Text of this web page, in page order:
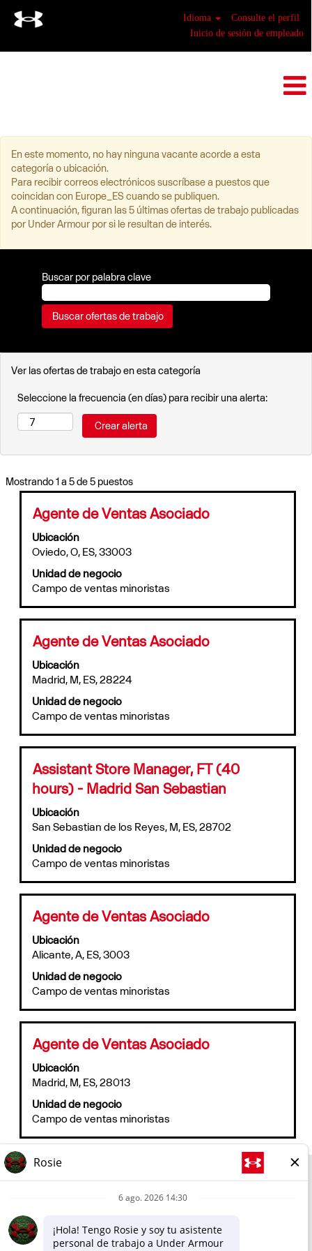
Idioma
Consulte el perfil
Inicio de sesión de empleado
En este momento, no hay ninguna vacante acorde a esta
categoría o ubicación.
Para recibir correos electrónicos suscríbase a puestos que
coincidan con Europe_ES cuando se publiquen.
A continuación, figuran las 5 últimas ofertas de trabajo publicadas
por Under Armour por si le resultan de interés.
Buscar por palabra clave
Ver las ofertas de trabajo en esta categoría
Seleccione la frecuencia (en días) para recibir una alerta:
Mostrando 1 a 5 de 5 puestosResultados
de
búsqueda
de
5
de
5
puestos
Utilice
por
la
lista
puestos.
Seleccione
todos
detalles
puesto.
Título
Agente de Ventas Asociado
Ubicación
Oviedo, O, ES, 33003
Unidad de negocio
Campo de ventas minoristas
Utilice
barra
espaciadora
ver
el
contenido
completo
de
la
información
del
Título
Agente de Ventas Asociado
Ubicación
Madrid, M, ES, 28224
Unidad de negocio
Campo de ventas minoristas
Utilice
barra
espaciadora
ver
el
contenido
completo
de
la
información
puesto.
Título
Assistant Store Manager, FT (40
hours) - Madrid San Sebastian
Ubicación
San Sebastian de los Reyes, M, ES, 28702
Unidad de negocio
Campo de ventas minoristas
Utilice
barra
espaciadora
para
ver
el
contenido
información
puesto.
Título
Agente de Ventas Asociado
Ubicación
Alicante, A, ES, 3003
Unidad de negocio
Campo de ventas minoristas
Utilice
barra
espaciadora
ver
el
contenido
completo
de
la
información
del
Título
Agente de Ventas Asociado
Ubicación
Madrid, M, ES, 28013
Unidad de negocio
Campo de ventas minoristas
Utilice
barra
espaciadora
ver
el
contenido
de
la
puesto.
Política de privacidad